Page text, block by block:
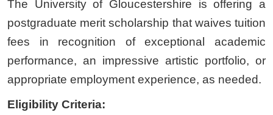
The University of Gloucestershire is offering a
postgraduate merit scholarship that waives tuition
fees in recognition of exceptional academic
performance, an impressive artistic portfolio, or
appropriate employment experience, as needed.
Eligibility Criteria: